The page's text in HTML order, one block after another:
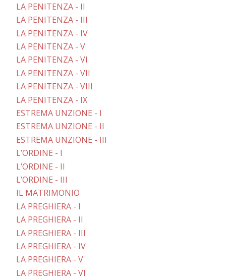
LA PENITENZA - II
LA PENITENZA - III
LA PENITENZA - IV
LA PENITENZA - V
LA PENITENZA - VI
LA PENITENZA - VII
LA PENITENZA - VIII
LA PENITENZA - IX
ESTREMA UNZIONE - I
ESTREMA UNZIONE - II
ESTREMA UNZIONE - III
L’ORDINE - I
L’ORDINE - II
L’ORDINE - III
IL MATRIMONIO
LA PREGHIERA - I
LA PREGHIERA - II
LA PREGHIERA - III
LA PREGHIERA - IV
LA PREGHIERA - V
LA PREGHIERA - VI